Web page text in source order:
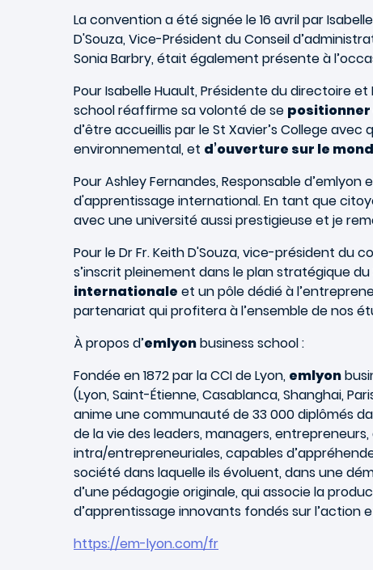
La convention a été signée le 16 avril par
D'Souza, Vice-Président du Conseil
Sonia Barbry, était également présente à
Pour Isabelle Huault, Présidente du directoire
school réaffirme sa volonté de se
d’être accueillis par le St Xavier’s College
environnemental, et d’ouverture sur le
Pour Ashley Fernandes, Responsable
d'apprentissage international. En tant que
avec une université aussi prestigieuse et je
Pour le Dr Fr. Keith D'Souza, vice-président du
s’inscrit pleinement dans le plan stratégique
internationale et un pôle dédié à
partenariat qui profitera à l’ensemble de nos
À propos d’emlyonbusiness school :
Fondée en 1872 par la CCI de Lyon, emlyon
(Lyon, Saint-Étienne, Casablanca, Shanghai,
anime une communauté de 33 000 diplômés
de la vie des leaders, managers,
intra/entrepreneuriales, capables
société dans laquelle ils évoluent, dans une
d’une pédagogie originale, qui associe la
d’apprentissage innovants fondés sur l’action
https://em-lyon.com/fr